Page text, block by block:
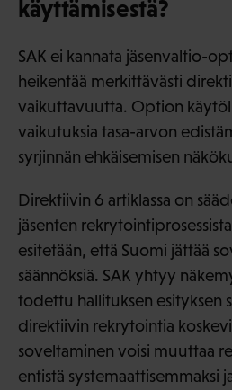
käyttämisestä?
SAK ei kannata jäsenvaltio-
heikentää merkittävästi
vaikuttavuutta. Option
vaikutuksia tasa-arvon
syrjinnän ehkäisemisen
Direktiivin 6 artiklassa on
jäsenten
esitetään, että Suomi jättää
säännöksiä. SAK yhtyy
todettu hallituksen esityksen
direktiivin rekrytointia
soveltaminen voisi muuttaa
entistä systemaattisemmaksi